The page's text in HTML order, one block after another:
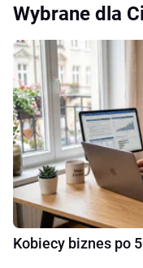
Wybrane dla
Kobiecy biznes po